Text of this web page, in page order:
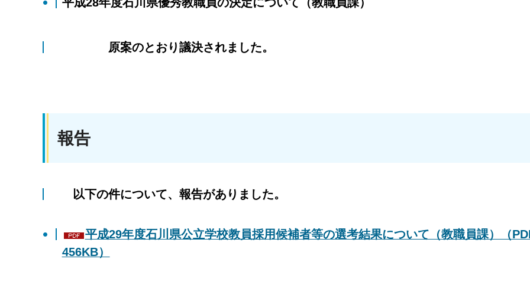
原案のとおり議決されました。
報告
以下の件について、報告がありました。
平成29年度石川県公立学校教員採用候補者等の選考結果について（教職員課）（
456KB）